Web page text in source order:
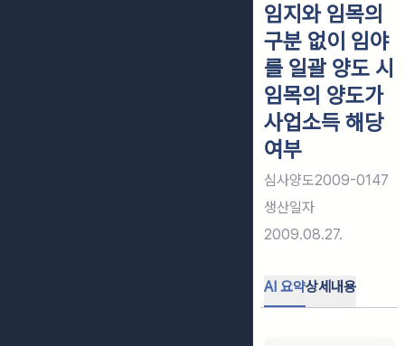
임지와 임목의
구분 없이 임야
를 일괄 양도 시
임목의 양도가
사업소득 해당
여부
심사양도2009-0147
생산일자
2009.08.27.
AI 요약상세내용